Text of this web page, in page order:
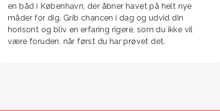
en båd i København, der åbner havet på helt nye
måder for dig. Grib chancen i dag og udvid din
horisont og bliv en erfaring rigere, som du ikke vil
være foruden, når først du har prøvet det.